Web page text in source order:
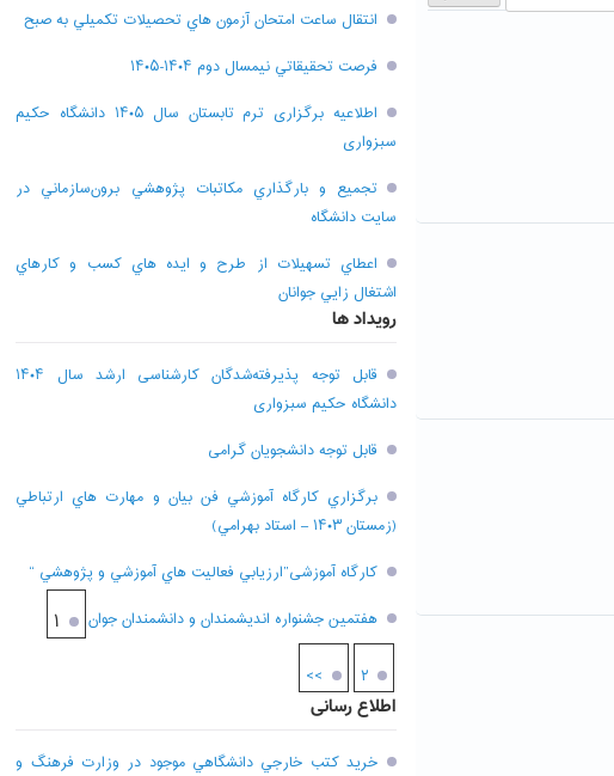
انتقال ساعت امتحان آزمون هاي تحصيلات تکميلي به صبح
فرصت تحقيقاتي نیمسال دوم ۱۴۰۴-۱۴۰۵
اطلاعیه برگزاری ترم تابستان سال ۱۴۰۵ دانشگاه حکیم
سبزواری
تجميع و بارگذاري مکاتبات پژوهشي برون‌سازماني در
سايت دانشگاه
اعطاي تسهيلات از طرح و ايده هاي کسب و کارهاي
اشتغال زايي جوانان
رویداد ها
قابل توجه پذیرفته‌شدگان کارشناسی ارشد سال ۱۴۰۴
دانشگاه حکیم سبزواری
قابل توجه دانشجویان گرامی
برگزاري کارگاه آموزشي فن بيان و مهارت هاي ارتباطي
(زمستان ۱۴۰۳ – استاد بهرامي)
کارگاه آموزشی”ارزيابي فعاليت هاي آموزشي و پژوهشي “
هفتمين جشنواره انديشمندان و دانشمندان جوان
۱
۲ >>
اطلاع رسانی
خريد کتب خارجي دانشگاهي موجود در وزارت فرهنگ و